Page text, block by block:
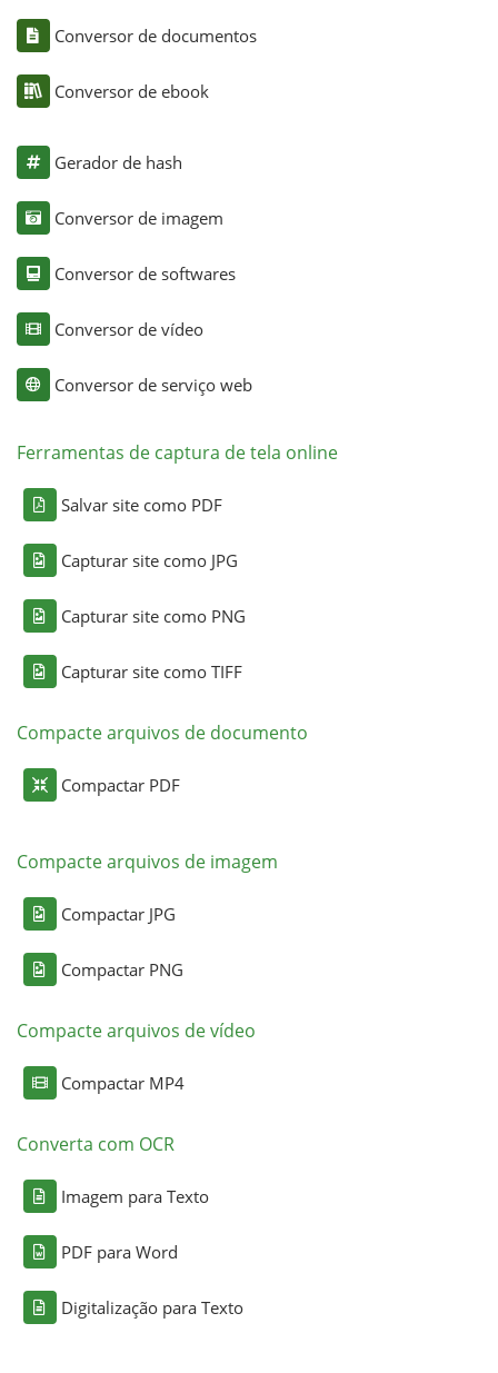
Conversor de documentos
Conversor de ebook
Gerador de hash
Conversor de imagem
Conversor de softwares
Conversor de vídeo
Conversor de serviço web
Ferramentas de captura de tela online
Salvar site como PDF
Capturar site como JPG
Capturar site como PNG
Capturar site como TIFF
Compacte arquivos de documento
Compactar PDF
Compacte arquivos de imagem
Compactar JPG
Compactar PNG
Compacte arquivos de vídeo
Compactar MP4
Converta com OCR
Imagem para Texto
PDF para Word
Digitalização para Texto